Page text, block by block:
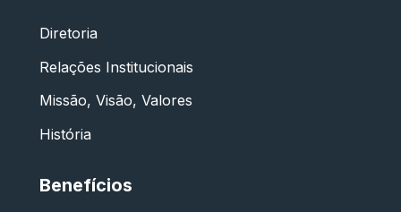
Diretoria
Relações Institucionais
Missão, Visão, Valores
História
Benefícios